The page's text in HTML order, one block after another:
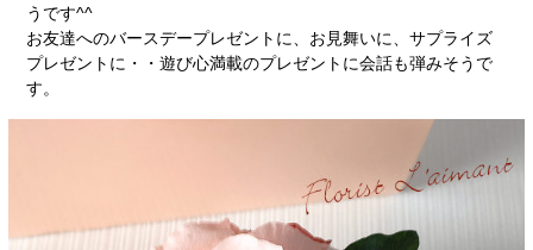
うです^^
お友達へのバースデープレゼントに、お見舞いに、サプライズ
プレゼントに・・遊び心満載のプレゼントに会話も弾みそうで
す。